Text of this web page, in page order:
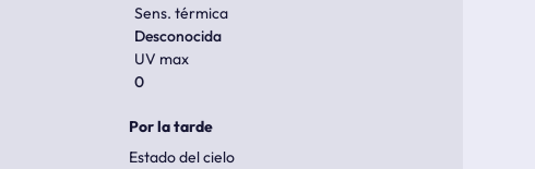
Sens. térmica
Desconocida
UV max
0
Por la tarde
Estado del cielo